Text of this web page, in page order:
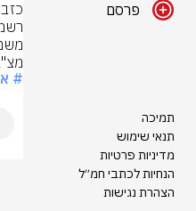
פרסם
תמיכה
תנאי שימוש
מדיניות פרטיות
הנחיות לכתבי חמ״ל
הצהרת נגישות
#